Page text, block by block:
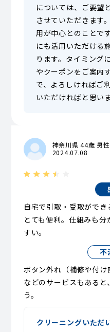
については、ご要望
させていただきます
用が中心とのことで
にも活用いただける
ります。タイミング
やクーポンをご案内
で、よろしければご
いただければと思いま
神奈川県 44歳 男性
2024.07.08
自宅で引取・受取ができ
とても便利。仕組みも
すい。
不
ボタン外れ（補修や付
などのサービスもある
う。
クリーニングいただ